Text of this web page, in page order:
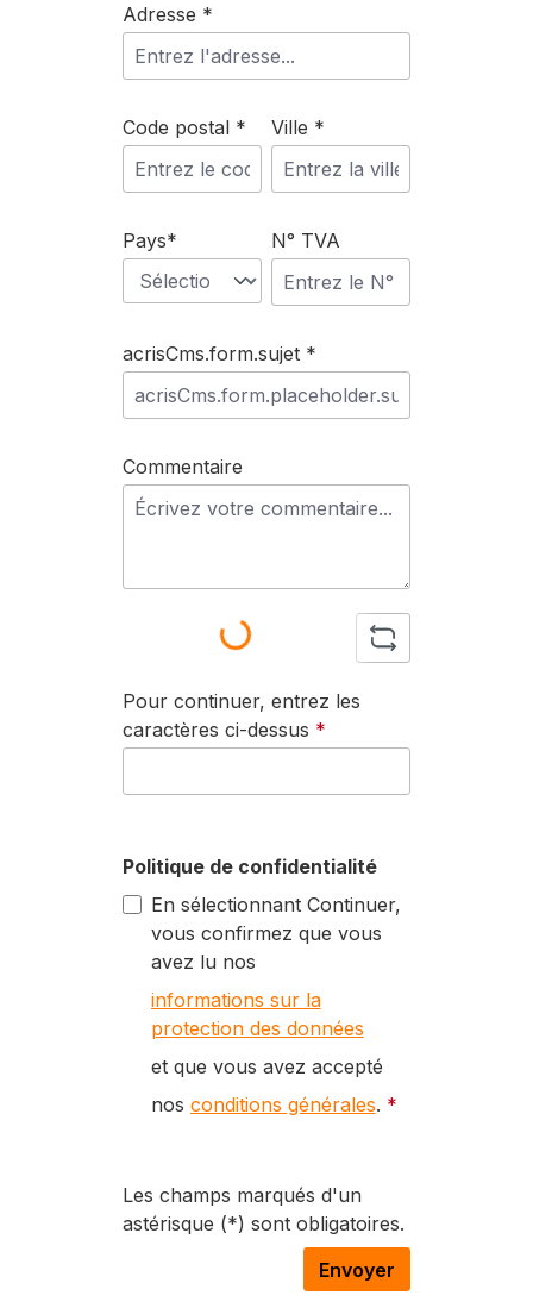
Adresse *
Code postal * Ville *
Pays* N° TVA
acrisCms.form.sujet *
Commentaire
Loading...
Pour continuer, entrez les
caractères ci-dessus *
Politique de confidentialité
En sélectionnant Continuer,
vous confirmez que vous
avez lu nos
informations sur la
protection des données
et que vous avez accepté
nos conditions générales. *
Les champs marqués d'un
astérisque (*) sont obligatoires.
Envoyer